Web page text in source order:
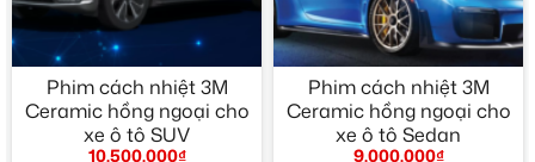
Phim cách nhiệt 3M
Ceramic hồng ngoại cho
xe ô tô SUV
10.500.000₫
Phim cách nhiệt 3M
Ceramic hồng ngoại cho
xe ô tô Sedan
9.000.000₫